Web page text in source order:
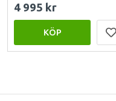
4 995 kr
KÖP